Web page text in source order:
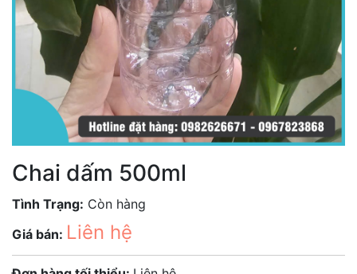
Chai dấm 500ml
Tình Trạng: Còn hàng
Giá bán: Liên hệ